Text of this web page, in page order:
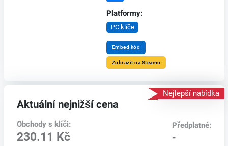
Platformy:
PC klíče
Embed kód
Zobrazit na Steamu
Nejlepší nabídka
Aktuální nejnižší cena
Obchody s klíči:
230.11 Kč
Předplatné:
-